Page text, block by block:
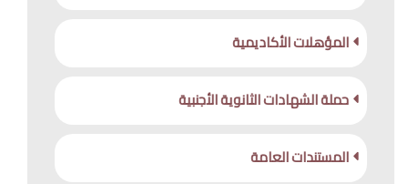
المؤهلات الأكاديمية
حملة الشهادات الثانوية الأجنبية
المستندات العامة